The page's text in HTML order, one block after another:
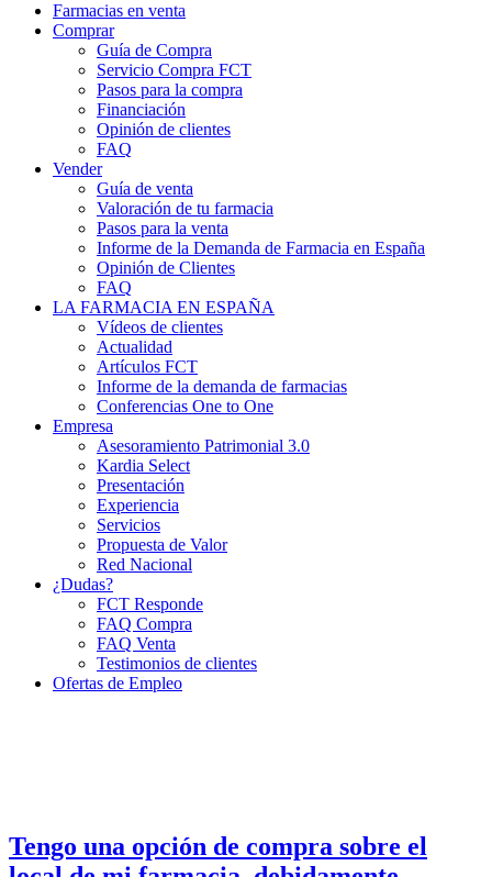
Farmacias en venta
Comprar
Guía de Compra
Servicio Compra FCT
Pasos para la compra
Financiación
Opinión de clientes
FAQ
Vender
Guía de venta
Valoración de tu farmacia
Pasos para la venta
Informe de la Demanda de Farmacia en España
Opinión de Clientes
FAQ
LA FARMACIA EN ESPAÑA
Vídeos de clientes
Actualidad
Artículos FCT
Informe de la demanda de farmacias
Conferencias One to One
Empresa
Asesoramiento Patrimonial 3.0
Kardia Select
Presentación
Experiencia
Servicios
Propuesta de Valor
Red Nacional
¿Dudas?
FCT Responde
FAQ Compra
FAQ Venta
Testimonios de clientes
Ofertas de Empleo
Tengo una opción de compra sobre el